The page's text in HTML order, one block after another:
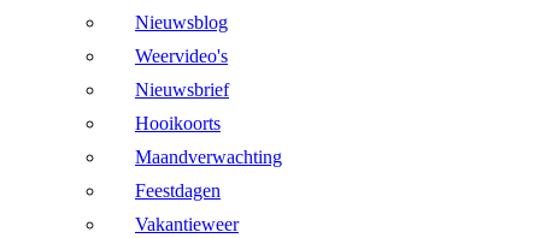
Nieuwsblog
Weervideo's
Nieuwsbrief
Hooikoorts
Maandverwachting
Feestdagen
Vakantieweer